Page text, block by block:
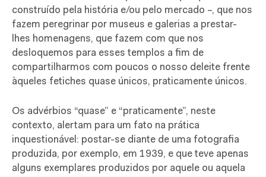
construído pela história e/ou pelo mercado –, que nos
fazem peregrinar por museus e galerias a prestar-
lhes homenagens, que fazem com que nos
desloquemos para esses templos a fim de
compartilharmos com poucos o nosso deleite frente
àqueles fetiches quase únicos, praticamente únicos.
Os advérbios “quase” e “praticamente”, neste
contexto, alertam para um fato na prática
inquestionável: postar-se diante de uma fotografia
produzida, por exemplo, em 1939, e que teve apenas
alguns exemplares produzidos por aquele ou aquela